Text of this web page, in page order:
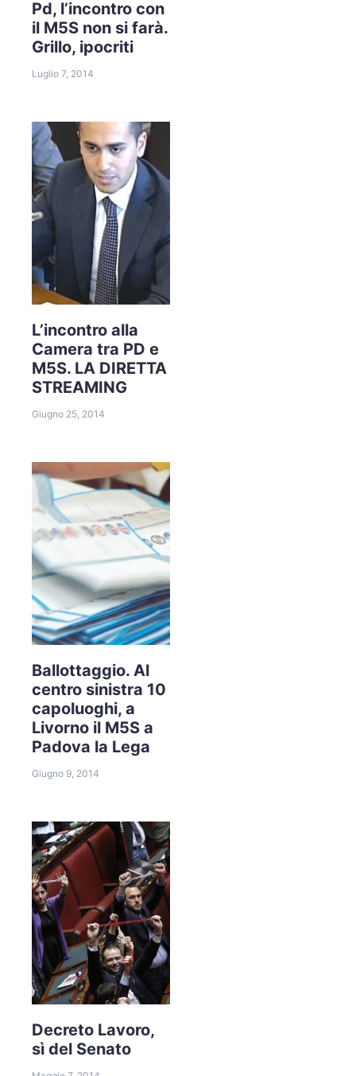
Pd, l’incontro con
il M5S non si farà.
Grillo, ipocriti
Luglio 7, 2014
L’incontro alla
Camera tra PD e
M5S. LA DIRETTA
STREAMING
Giugno 25, 2014
Ballottaggio. Al
centro sinistra 10
capoluoghi, a
Livorno il M5S a
Padova la Lega
Giugno 9, 2014
Decreto Lavoro,
sì del Senato